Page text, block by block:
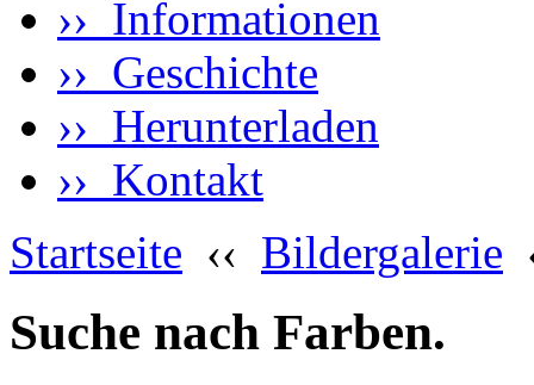
›› Informationen
›› Geschichte
›› Herunterladen
›› Kontakt
Startseite ‹‹ Bildergalerie
Suche nach Farben.